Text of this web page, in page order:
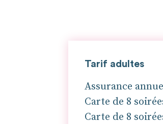
Tarif adultes
Assurance
Carte de 8
Carte de 8